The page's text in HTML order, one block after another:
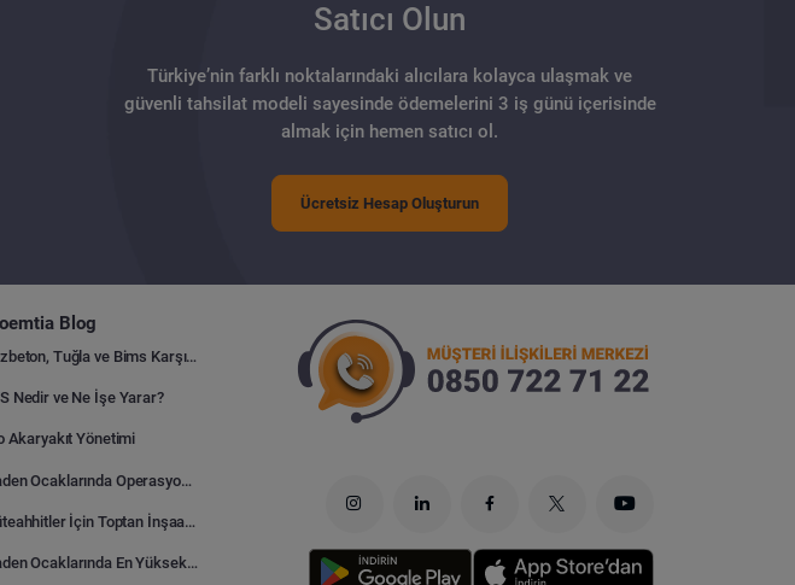
Satıcı Olun
Türkiye’nin farklı noktalarındaki alıcılara kolayca ulaşmak ve
güvenli tahsilat modeli sayesinde ödemelerini 3 iş günü içerisinde
almak için hemen satıcı ol.
Ücretsiz Hesap Oluşturun
Blog
Gazbeton, Tuğla ve Bims Karşılaştırması: Hangisi Daha Avantajlı?
Nedir ve Ne İşe Yarar?
Akaryakıt Yönetimi
Maden Ocaklarında Operasyonel Verimlilik Nasıl Arttırılır?
Müteahhitler İçin Toptan İnşaat Malzemesi Satın Alma Rehberi
Maden Ocaklarında En Yüksek Gider Kalemleri Nelerdir?